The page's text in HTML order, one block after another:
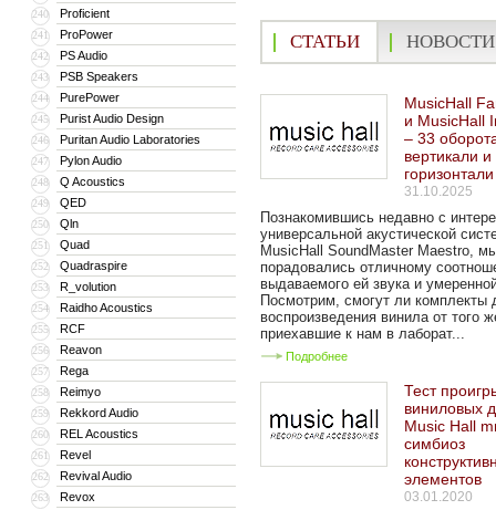
240 Proficient
241 ProPower
242 PS Audio
243 PSB Speakers
244 PurePower
245 Purist Audio Design
246 Puritan Audio Laboratories
247 Pylon Audio
248 Q Acoustics
249 QED
250 Qln
251 Quad
252 Quadraspire
253 R_volution
254 Raidho Acoustics
255 RCF
256 Reavon
257 Rega
258 Reimyo
259 Rekkord Audio
260 REL Acoustics
261 Revel
262 Revival Audio
263 Revox
СТАТЬИ НОВОСТИ
MusicHall
и MusicHall
– 33
вертикали
горизонтали
31.10.2025
Познакомившись недавно с
универсальной акустической
MusicHall SoundMaster Maestro,
порадовались отличному
выдаваемого ей звука и
Посмотрим, смогут ли комплекты
воспроизведения винила от того
приехавшие к нам в лаборат...
Подробнее
Тест
виниловых
Music Hall
симбиоз
элементов
03.01.2020